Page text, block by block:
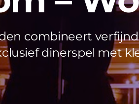
combineert
dinerspel met